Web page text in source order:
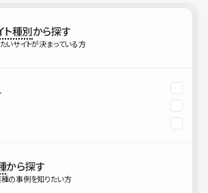
ト種別から探す
いサイトが決まっている方
から探す
の事例を知りたい方